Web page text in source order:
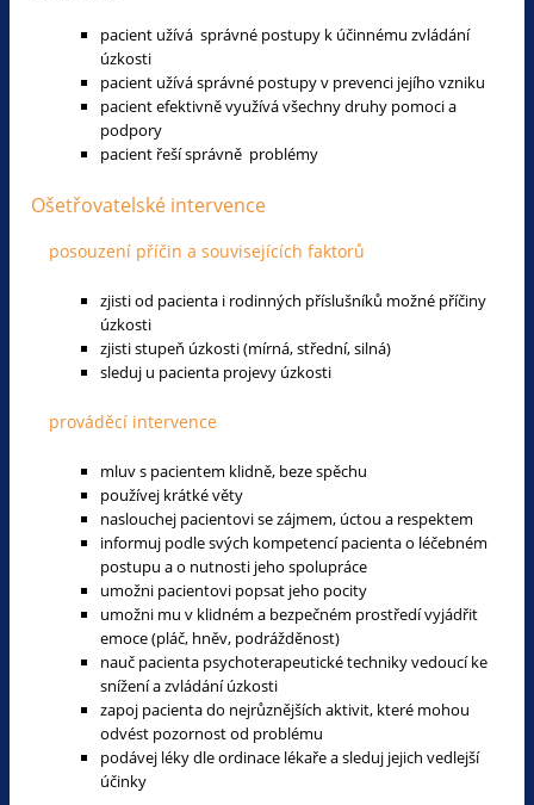
pacient užívá správné postupy k účinnému zvládání
úzkosti
pacient užívá správné postupy v prevenci jejího vzniku
pacient efektivně využívá všechny druhy pomoci a
podpory
pacient řeší správně problémy
Ošetřovatelské intervence
posouzení příčin a souvisejících faktorů
zjisti od pacienta i rodinných příslušníků možné příčiny
úzkosti
zjisti stupeň úzkosti (mírná, střední, silná)
sleduj u pacienta projevy úzkosti
prováděcí intervence
mluv s pacientem klidně, beze spěchu
používej krátké věty
naslouchej pacientovi se zájmem, úctou a respektem
informuj podle svých kompetencí pacienta o léčebném
postupu a o nutnosti jeho spolupráce
umožni pacientovi popsat jeho pocity
umožni mu v klidném a bezpečném prostředí vyjádřit
emoce (pláč, hněv, podrážděnost)
nauč pacienta psychoterapeutické techniky vedoucí ke
snížení a zvládání úzkosti
zapoj pacienta do nejrůznějších aktivit, které mohou
odvést pozornost od problému
podávej léky dle ordinace lékaře a sleduj jejich vedlejší
účinky